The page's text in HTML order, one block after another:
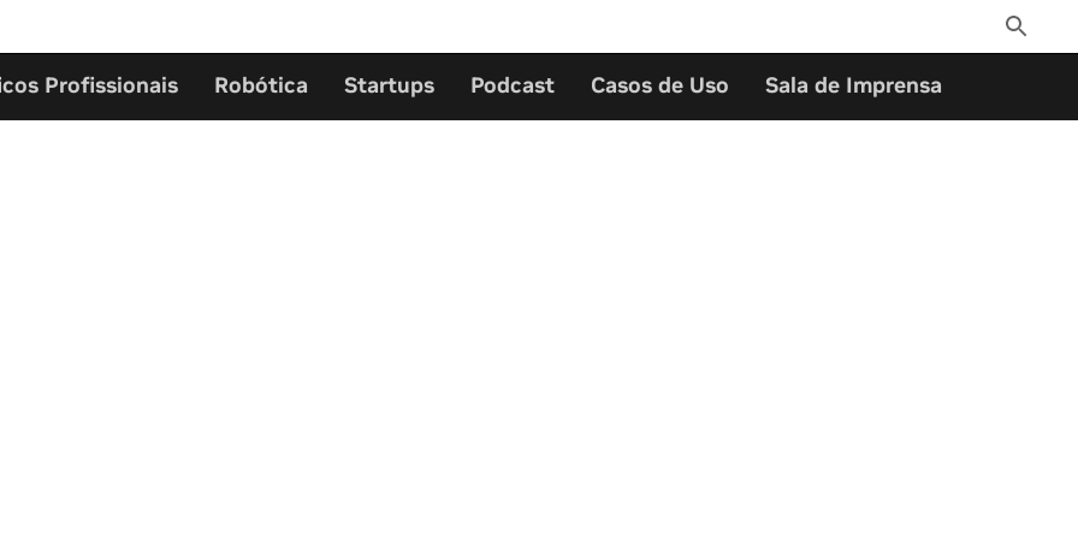
Toggle
Search
Profissionais Robótica Startups Podcast Casos de Uso Sala de Imprensa